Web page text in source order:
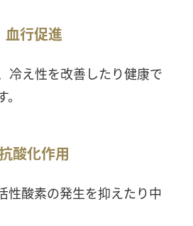
血行促進
冷え性を改善したり健康で
酸化作用
性酸素の発生を抑えたり中